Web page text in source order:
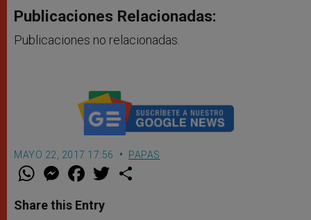
Publicaciones Relacionadas:
Publicaciones no relacionadas.
MAYO 22, 2017 17:56 PAPAS
W
t
s
M
e
s
e
F
a
e
b
w
Share this Entry